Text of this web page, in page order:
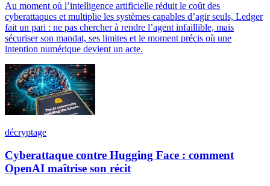
Au moment où l’intelligence artificielle réduit le coût des
cyberattaques et multiplie les systèmes capables d’agir seuls, Ledger
fait un pari : ne pas chercher à rendre l’agent infaillible, mais
sécuriser son mandat, ses limites et le moment précis où une
intention numérique devient un acte.
décryptage
Cyberattaque contre Hugging Face : comment
OpenAI maîtrise son récit